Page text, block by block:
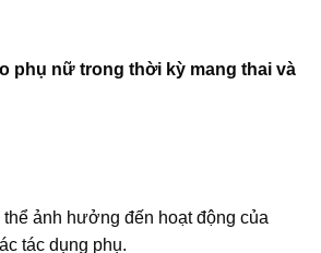
phụ nữ trong thời kỳ mang thai và
ảnh hưởng đến hoạt động của
tác dụng phụ.